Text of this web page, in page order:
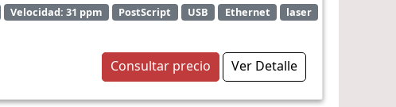
Velocidad: 31 ppm PostScript USB Ethernet laser
Consultar precio Ver Detalle